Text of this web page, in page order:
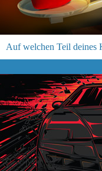
Auf welchen Teil deines